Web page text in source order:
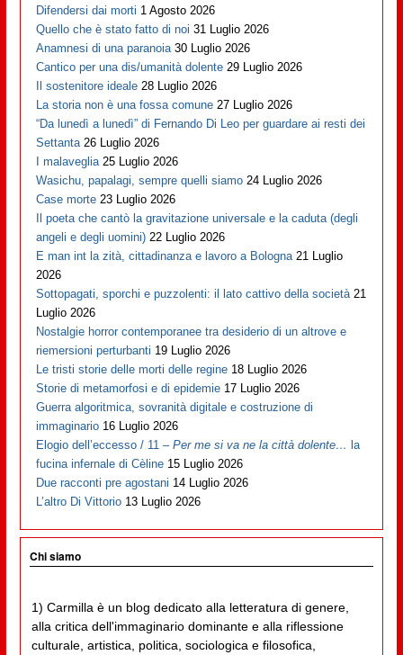
Difendersi dai morti 1 Agosto 2026
Quello che è stato fatto di noi 31 Luglio 2026
Anamnesi di una paranoia 30 Luglio 2026
Cantico per una dis/umanità dolente 29 Luglio 2026
Il sostenitore ideale 28 Luglio 2026
La storia non è una fossa comune 27 Luglio 2026
“Da lunedì a lunedì” di Fernando Di Leo per guardare ai resti dei
Settanta 26 Luglio 2026
I malaveglia 25 Luglio 2026
Wasichu, papalagi, sempre quelli siamo 24 Luglio 2026
Case morte 23 Luglio 2026
Il poeta che cantò la gravitazione universale e la caduta (degli
angeli e degli uomini) 22 Luglio 2026
E man int la zità, cittadinanza e lavoro a Bologna 21 Luglio
2026
Sottopagati, sporchi e puzzolenti: il lato cattivo della società 21
Luglio 2026
Nostalgie horror contemporanee tra desiderio di un altrove e
riemersioni perturbanti 19 Luglio 2026
Le tristi storie delle morti delle regine 18 Luglio 2026
Storie di metamorfosi e di epidemie 17 Luglio 2026
Guerra algoritmica, sovranità digitale e costruzione di
immaginario 16 Luglio 2026
Elogio dell’eccesso / 11 –Per me si va ne la città dolente… la
fucina infernale di Cèline 15 Luglio 2026
Due racconti pre agostani 14 Luglio 2026
L’altro Di Vittorio 13 Luglio 2026
Chi siamo
1) Carmilla è un blog dedicato alla letteratura di genere,
alla critica dell'immaginario dominante e alla riflessione
culturale, artistica, politica, sociologica e filosofica,